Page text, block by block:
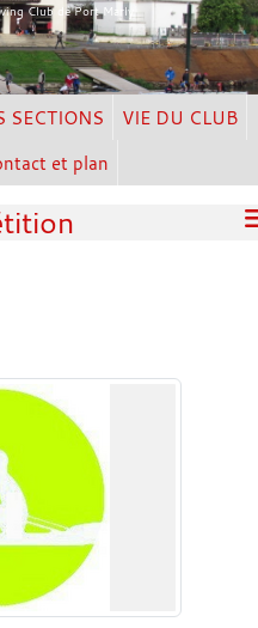
Club de Port Marly
SECTIONS
VIE DU CLUB
et plan